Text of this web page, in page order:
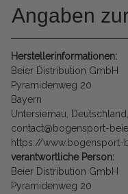
Angaben
Herstellerinformationen:
Beier Distribution GmbH
Pyramidenweg 20
Bayern
Untersiemau,
contact@bogensport-
https://www.bogensport-
verantwortliche Person:
Beier Distribution GmbH
Pyramidenweg 20